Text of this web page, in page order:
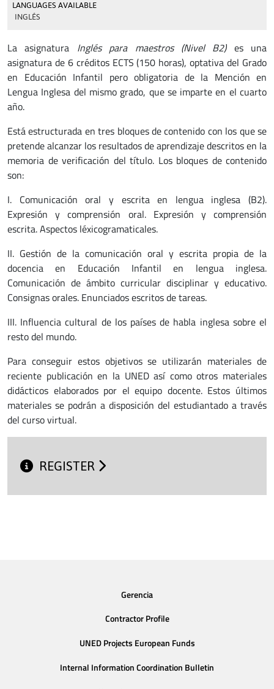
LANGUAGES AVAILABLE
INGLÉS
La asignatura Inglés para maestros (Nivel B2)es una
asignatura de 6 créditos ECTS (150 horas), optativa del Grado
en Educación Infantil pero obligatoria de la Mención en
Lengua Inglesa del mismo grado, que se imparte en el cuarto
año.
Está estructurada en tres bloques de contenido con los que se
pretende alcanzar los resultados de aprendizaje descritos en la
memoria de verificación del título. Los bloques de contenido
son:
I. Comunicación oral y escrita en lengua inglesa (B2).
Expresión y comprensión oral. Expresión y comprensión
escrita. Aspectos léxicogramaticales.
II. Gestión de la comunicación oral y escrita propia de la
docencia en Educación Infantil en lengua inglesa.
Comunicación de ámbito curricular disciplinar y educativo.
Consignas orales. Enunciados escritos de tareas.
III. Influencia cultural de los países de habla inglesa sobre el
resto del mundo.
Para conseguir estos objetivos se utilizarán materiales de
reciente publicación en la UNED así como otros materiales
didácticos elaborados por el equipo docente. Estos últimos
materiales se podrán a disposición del estudiantado a través
del curso virtual.
REGISTER
Gerencia
Contractor Profile
UNED Projects European Funds
Internal Information Coordination Bulletin